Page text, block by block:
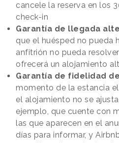
cancele la reserva en los
check-in
Garantía de llegada
que el huésped no pueda
anfitrión no pueda
ofrecerá un alojamiento
Garantía de fidelidad
momento de la estancia
el alojamiento no se
ejemplo, que cuente con
las que aparecen en el
días para informar, y